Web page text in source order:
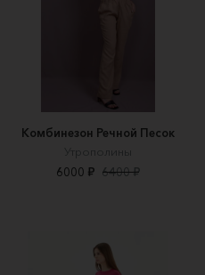
Комбинезон Речной Песок
Утрополины
6000 ₽ 6400 ₽